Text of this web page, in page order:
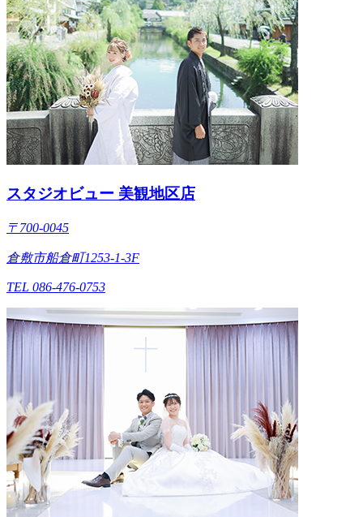
スタジオビュー 美観地区店
〒700-0045
倉敷市船倉町1253-1-3F
TEL 086-476-0753